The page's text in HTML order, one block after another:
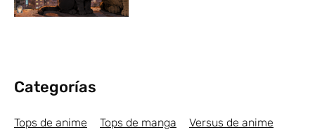
Categorías
Tops de anime Tops de manga Versus de anime